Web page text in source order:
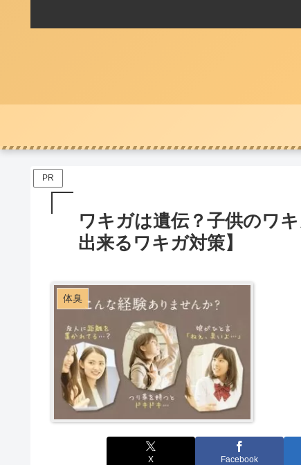
PR
ワキガは遺伝？子供のワ
出来るワキガ対策】
体臭
X Facebook